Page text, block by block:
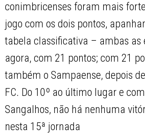
conimbricenses foram mais
jogo com os dois pontos,
tabela classificativa – ambas as
agora, com 21 pontos; com 21
também o Sampaense, depois
FC. Do 10º ao último lugar e
Sangalhos, não há nenhuma
nesta 15ª jornada